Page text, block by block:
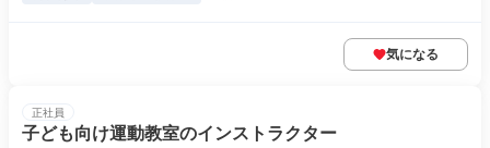
気になる
正社員
子ども向け運動教室のインストラクター